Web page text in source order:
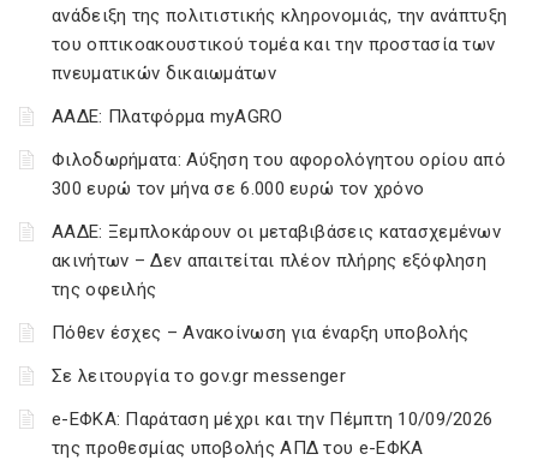
ανάδειξη της πολιτιστικής κληρονομιάς, την ανάπτυξη
του οπτικοακουστικού τομέα και την προστασία των
πνευματικών δικαιωμάτων
ΑΑΔΕ: Πλατφόρμα myAGRO
Φιλοδωρήματα: Αύξηση του αφορολόγητου ορίου από
300 ευρώ τον μήνα σε 6.000 ευρώ τον χρόνο
ΑΑΔΕ: Ξεμπλοκάρουν οι μεταβιβάσεις κατασχεμένων
ακινήτων – Δεν απαιτείται πλέον πλήρης εξόφληση
της οφειλής
Πόθεν έσχες – Ανακοίνωση για έναρξη υποβολής
Σε λειτουργία το gov.gr messenger
e-ΕΦΚΑ: Παράταση μέχρι και την Πέμπτη 10/09/2026
της προθεσμίας υποβολής ΑΠΔ του e-ΕΦΚΑ